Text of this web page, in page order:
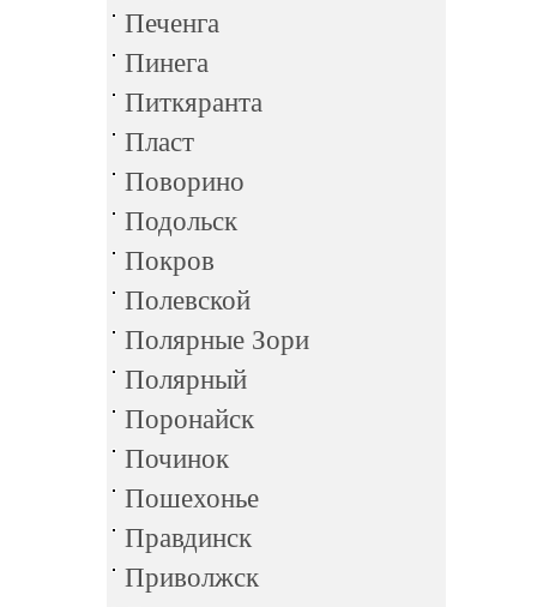
Печенга
Пинега
Питкяранта
Пласт
Поворино
Подольск
Покров
Полевской
Полярные Зори
Полярный
Поронайск
Починок
Пошехонье
Правдинск
Приволжск